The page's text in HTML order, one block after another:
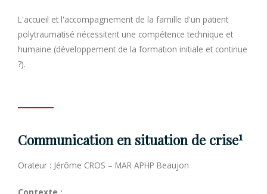
L'accueil et l'accompagnement de la famille d'un patient
polytraumatisé nécessitent une compétence technique et
humaine (développement de la formation initiale et continue
?).
Communication en situation de crise1
Orateur : Jérôme CROS – MAR APHP Beaujon